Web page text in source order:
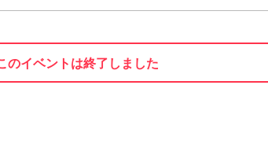
のイベントは終了しました